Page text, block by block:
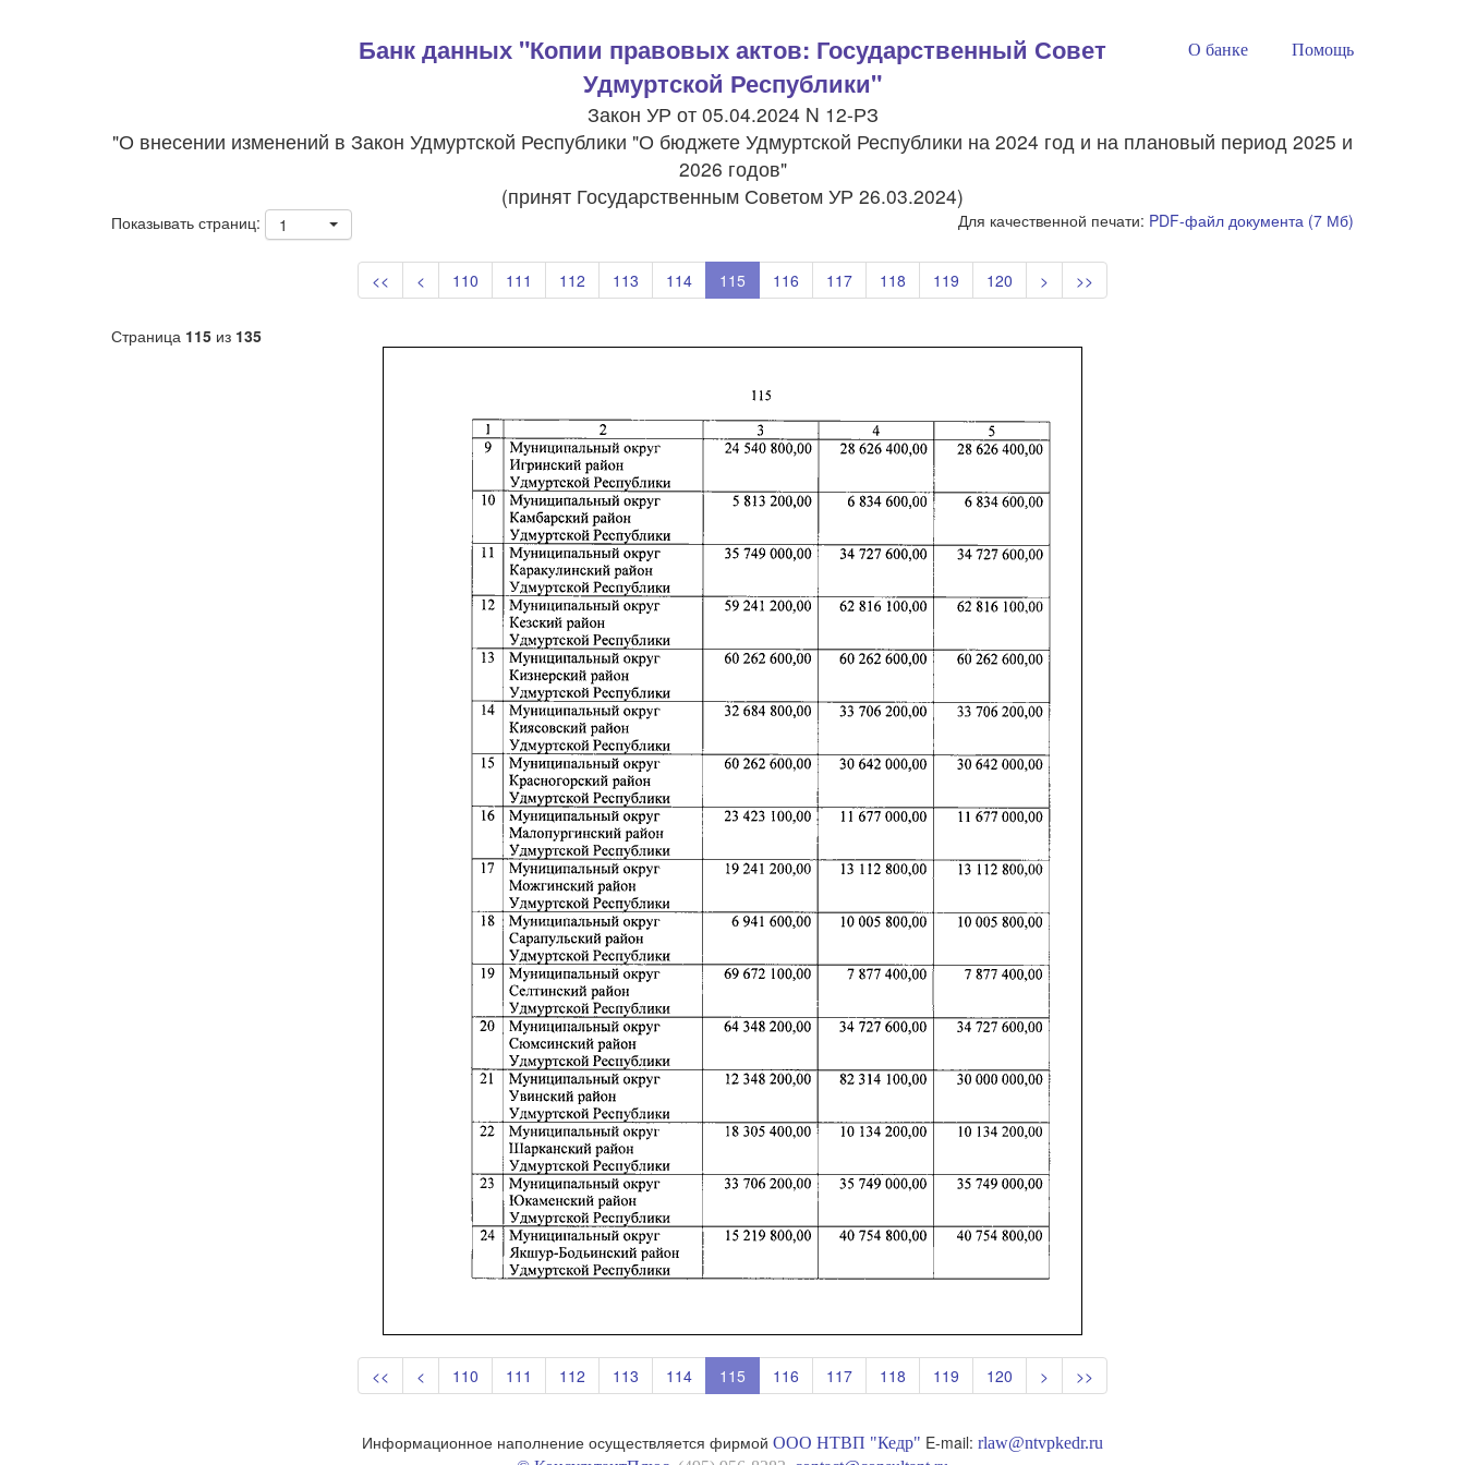
Банк данных "Копии правовых актов: Государственный Совет
Удмуртской Республики"
О банке Помощь
Закон УР от 05.04.2024 N 12-РЗ
"О внесении изменений в Закон Удмуртской Республики "О бюджете Удмуртской Республики на 2024 год и на плановый период 2025 и
2026 годов"
(принят Государственным Советом УР 26.03.2024)
Показывать страниц: 1 Для качественной печати: PDF-файл документа (7 Мб)
<< < 110 111 112 113 114 115 116 117 118 119 120 > >>
Страница 115 из 135
<< < 110 111 112 113 114 115 116 117 118 119 120 > >>
Информационное наполнение осуществляется фирмой ООО НТВП "Кедр" E-mail: rlaw@ntvpkedr.ru